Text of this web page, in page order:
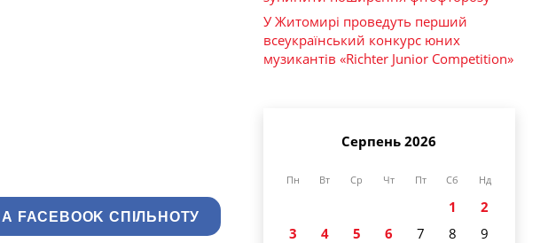
FACEBOOK СПІЛЬНОТУ
У Житомирі проведуть перший
всеукраїнський конкурс юних
музикантів «Richter Junior Competition»
Серпень 2026
Пн Вт Ср Чт Пт Сб Нд
1
2
3
4 5 6 7 8
9